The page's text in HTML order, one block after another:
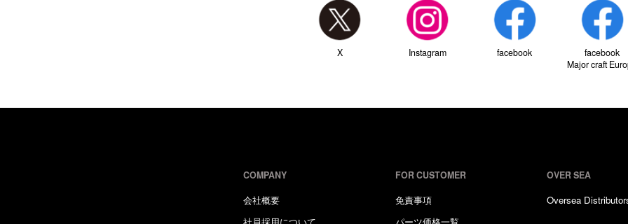
X Instagram facebook
facebook
Major craft
COMPANY
会社概要
FOR CUSTOMER
免責事項
OVER SEA
Oversea